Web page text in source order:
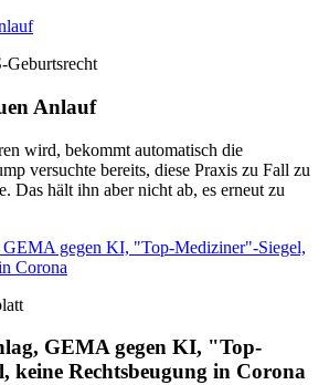
Geburtsrecht
Anlauf
wird, bekommt automatisch die
versuchte bereits, diese Praxis zu Fall zu
Das hält ihn aber nicht ab, es erneut zu
gegen KI, "Top-Mediziner"-Siegel,
Corona
GEMA gegen KI, "Top-
keine Rechtsbeugung in Corona